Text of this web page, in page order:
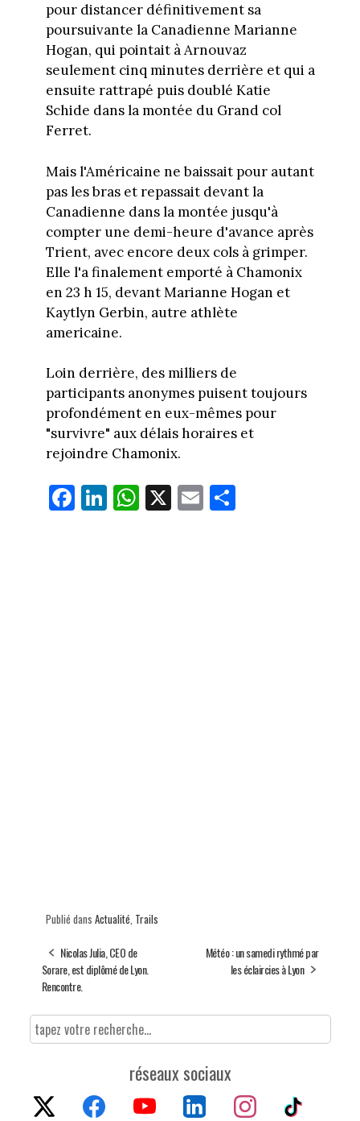
pour distancer définitivement sa
poursuivante la Canadienne Marianne
Hogan, qui pointait à Arnouvaz
seulement cinq minutes derrière et qui a
ensuite rattrapé puis doublé Katie
Schide dans la montée du Grand col
Ferret.
Mais l'Américaine ne baissait pour autant
pas les bras et repassait devant la
Canadienne dans la montée jusqu'à
compter une demi-heure d'avance après
Trient, avec encore deux cols à grimper.
Elle l'a finalement emporté à Chamonix
en 23 h 15, devant Marianne Hogan et
Kaytlyn Gerbin, autre athlète
americaine.
Loin derrière, des milliers de
participants anonymes puisent toujours
profondément en eux-mêmes pour
"survivre" aux délais horaires et
rejoindre Chamonix.
Fa
ce
Li
nk
W
ha
X E
m
Pa
Publié dans Actualité, Trails
Nicolas Julia, CEO de
Sorare, est diplômé de Lyon.
Rencontre.
Météo : un samedi rythmé par
les éclaircies à Lyon
réseaux sociaux